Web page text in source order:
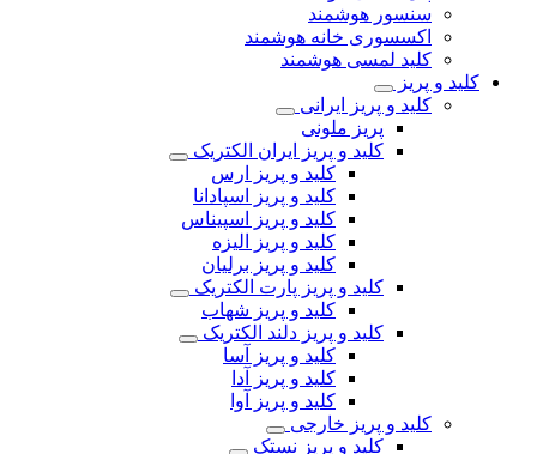
سنسور هوشمند
اکسسوری خانه هوشمند
کلید لمسی هوشمند
کلید و پریز
کلید و پریز ایرانی
پریز ملونی
کلید و پریز ایران الکتریک
کلید و پریز ارس
کلید و پریز اسپادانا
کلید و پریز اسپیناس
کلید و پریز الیزه
کلید و پریز برلیان
کلید و پریز پارت الکتریک
کلید و پریز شهاب
کلید و پریز دلند الکتریک
کلید و پریز آسا
کلید و پریز آدا
کلید و پریز آوا
کلید و پریز خارجی
کلید و پریز نستک